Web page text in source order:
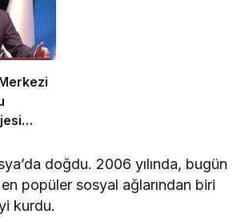
doğdu. 2006 yılında, bugün
en popüler sosyal ağlarından biri
kurdu.